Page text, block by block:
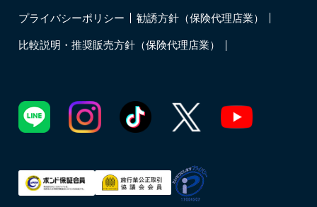
プライバシーポリシー
勧誘方針（保険代理店業）
比較説明・推奨販売方針（保険代理店業）